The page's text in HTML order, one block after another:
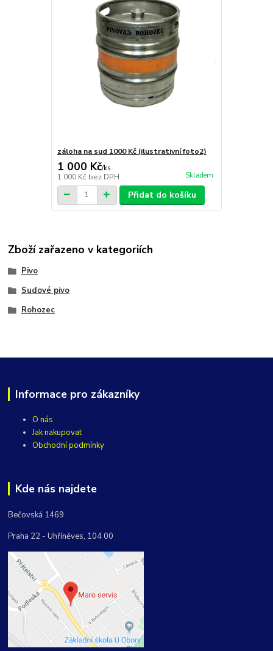
záloha na sud 1000 Kč (ilustrativní foto2)
1 000 Kč/ks
1 000 Kč bez DPH Skladem
Přidat do košíku
Zboží zařazeno v kategoriích
Pivo
Sudové pivo
Rohozec
Informace pro zákazníky
O nás
Jak nakupovat
Obchodní podmínky
Kde nás najdete
Bečovská 1469
Praha 22 - Uhříněves, 104 00